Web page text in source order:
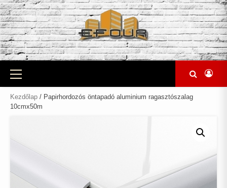
Skip
to
content
Primary
Menu
Kezdőlap / Papirhordozós öntapadó aluminium ragasztószalag
10cmx50m